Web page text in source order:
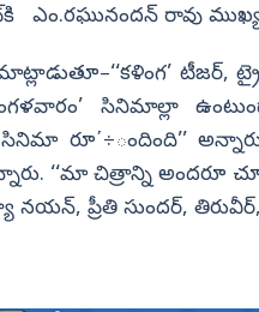
వైఎస్సార్
అన్నమయ్య
వరంగల్
జనగాం
ఎం.రఘునందన్‌ రావు
సినిమాల్లా
రూ΄÷ందింది’’ అన్నారు.
‘‘మా చిత్రాన్ని అందరూ
నయన్, ప్రీతి సుందర్,